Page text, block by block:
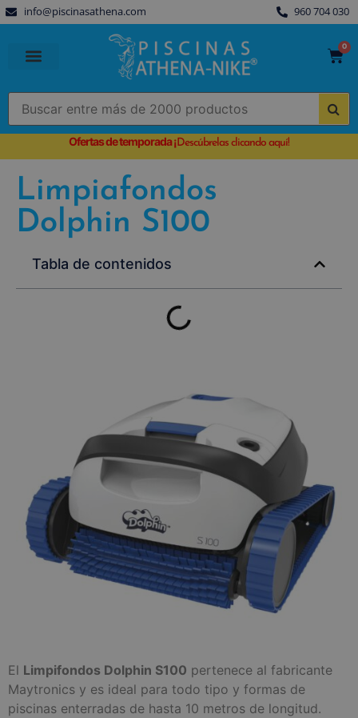
info@piscinasathena.com 960 704 030
0
Ofertas de temporada¡Descúbrelas clicando aquí!
Limpiafondos
Dolphin S100
Tabla de contenidos
El Limpifondos Dolphin S100 pertenece al fabricante
Maytronics y es ideal para todo tipo y formas de
piscinas enterradas de hasta 10 metros de longitud.